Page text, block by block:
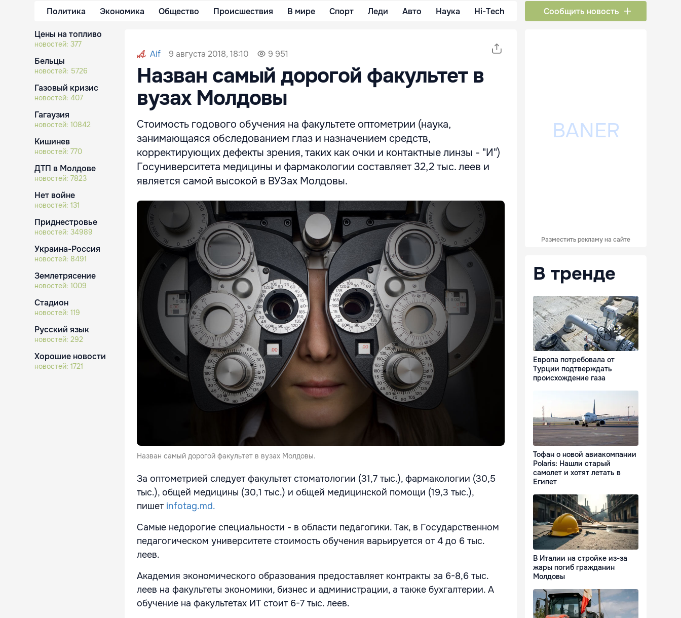
Политика Экономика Общество Происшествия В мире Спорт Леди Авто Наука Hi-Tech Сообщить новость
Цены на топливо
новостей: 377
Бельцы
новостей: 5726
Газовый кризис
новостей: 407
Гагаузия
новостей: 10842
Кишинев
новостей: 770
ДТП в Молдове
новостей: 7823
Нет войне
новостей: 131
Приднестровье
новостей: 34989
Украина-Россия
новостей: 8491
Землетрясение
новостей: 1009
Стадион
новостей: 119
Русский язык
новостей: 292
Хорошие новости
новостей: 1721
Aif 9 августа 2018, 18:10 9 951
Назван самый дорогой факультет в
вузах Молдовы
Стоимость годового обучения на факультете оптометрии (наука,
занимающаяся обследованием глаз и назначением средств,
корректирующих дефекты зрения, таких как очки и контактные линзы - "И")
Госуниверситета медицины и фармакологии составляет 32,2 тыс. леев и
является самой высокой в ВУЗах Молдовы.
Назван самый дорогой факультет в вузах Молдовы.
За оптометрией следует факультет стоматологии (31,7 тыс.), фармакологии (30,5
тыс.), общей медицины (30,1 тыс.) и общей медицинской помощи (19,3 тыс.),
пишетinfotag.md.
Самые недорогие специальности - в области педагогики. Так, в Государственном
педагогическом университете стоимость обучения варьируется от 4 до 6 тыс.
леев.
Академия экономического образования предоставляет контракты за 6-8,6 тыс.
леев на факультеты экономики, бизнес и администрации, а также бухгалтерии. А
обучение на факультетах ИТ стоит 6-7 тыс. леев.
Разместить рекламу на сайте
В тренде
Европа потребовала от
Турции подтверждать
происхождение газа
Тофан о новой авиакомпании
Polaris: Нашли старый
самолет и хотят летать в
Египет
В Италии на стройке из-за
жары погиб гражданин
Молдовы